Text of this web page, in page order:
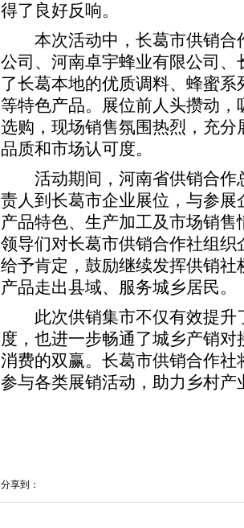
得了良好反响。
本次活动中，长葛市供销合
公司、河南卓宇蜂业有限公司
了长葛本地的优质调料、蜂蜜
等特色产品。展位前人头攒动
选购，现场销售氛围热烈，充
品质和市场认可度。
活动期间，河南省供销合作
责人到长葛市企业展位，与参
产品特色、生产加工及市场销
领导们对长葛市供销合作社组
给予肯定，鼓励继续发挥供销
产品走出县域、服务城乡居民。
此次供销集市不仅有效提升
度，也进一步畅通了城乡产销
消费的双赢。长葛市供销合作
参与各类展销活动，助力乡村产
分享到：